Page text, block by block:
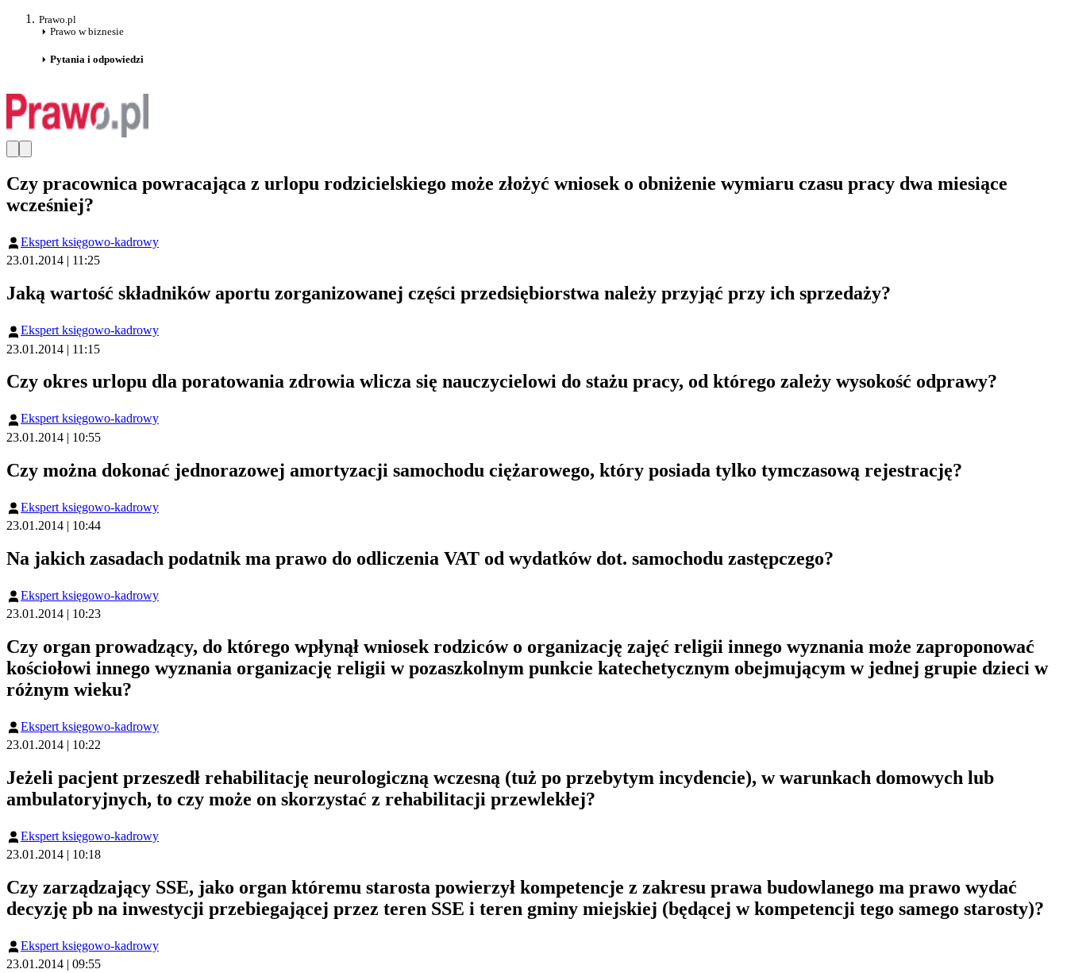
Prawo.pl
Prawo w biznesie
Pytania i odpowiedzi
Czy pracownica powracająca z urlopu rodzicielskiego może złożyć wniosek o obniżenie wymiaru czasu pracy dwa miesiące
wcześniej?
Ekspert księgowo-kadrowy
23.01.2014 | 11:25
Jaką wartość składników aportu zorganizowanej części przedsiębiorstwa należy przyjąć przy ich sprzedaży?
Ekspert księgowo-kadrowy
23.01.2014 | 11:15
Czy okres urlopu dla poratowania zdrowia wlicza się nauczycielowi do stażu pracy, od którego zależy wysokość odprawy?
Ekspert księgowo-kadrowy
23.01.2014 | 10:55
Czy można dokonać jednorazowej amortyzacji samochodu ciężarowego, który posiada tylko tymczasową rejestrację?
Ekspert księgowo-kadrowy
23.01.2014 | 10:44
Na jakich zasadach podatnik ma prawo do odliczenia VAT od wydatków dot. samochodu zastępczego?
Ekspert księgowo-kadrowy
23.01.2014 | 10:23
Czy organ prowadzący, do którego wpłynął wniosek rodziców o organizację zajęć religii innego wyznania może zaproponować
kościołowi innego wyznania organizację religii w pozaszkolnym punkcie katechetycznym obejmującym w jednej grupie dzieci w
różnym wieku?
Ekspert księgowo-kadrowy
23.01.2014 | 10:22
Jeżeli pacjent przeszedł rehabilitację neurologiczną wczesną (tuż po przebytym incydencie), w warunkach domowych lub
ambulatoryjnych, to czy może on skorzystać z rehabilitacji przewlekłej?
Ekspert księgowo-kadrowy
23.01.2014 | 10:18
Czy zarządzający SSE, jako organ któremu starosta powierzył kompetencje z zakresu prawa budowlanego ma prawo wydać
decyzję pb na inwestycji przebiegającej przez teren SSE i teren gminy miejskiej (będącej w kompetencji tego samego starosty)?
Ekspert księgowo-kadrowy
23.01.2014 | 09:55